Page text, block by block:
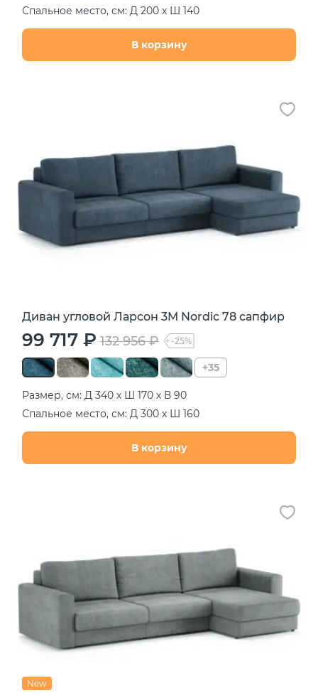
Спальное место, см: Д 200 х Ш 140
В корзину
Диван угловой Ларсон 3М Nordic 78 сапфир
99 717 ₽ 132 956 ₽ -25%
+35
Размер, см: Д 340 х Ш 170 х В 90
Спальное место, см: Д 300 х Ш 160
В корзину
New